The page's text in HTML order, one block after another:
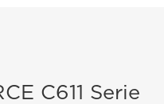
C611 Serie